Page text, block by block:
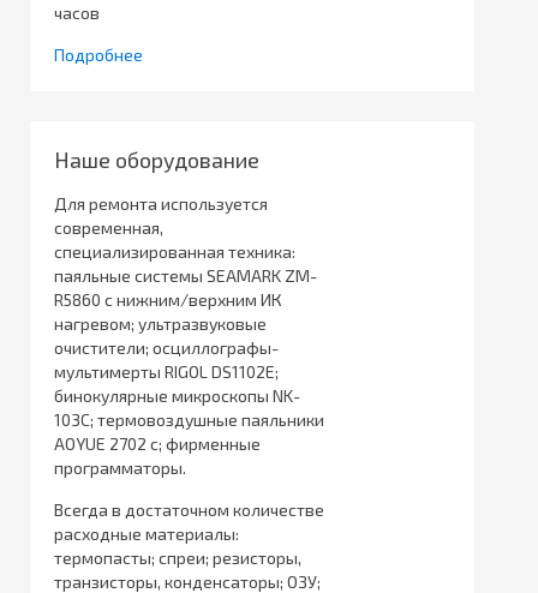
часов
Подробнее
Наше оборудование
Для ремонта используется
современная,
специализированная техника:
паяльные системы SEAMARK ZM-
R5860 с нижним/верхним ИК
нагревом; ультразвуковые
очистители; осциллографы-
мультимерты RIGOL DS1102E;
бинокулярные микроскопы NK-
103C; термовоздушные паяльники
AOYUE 2702 с; фирменные
программаторы.
Всегда в достаточном количестве
расходные материалы:
термопасты; спреи; резисторы,
транзисторы, конденсаторы; ОЗУ;